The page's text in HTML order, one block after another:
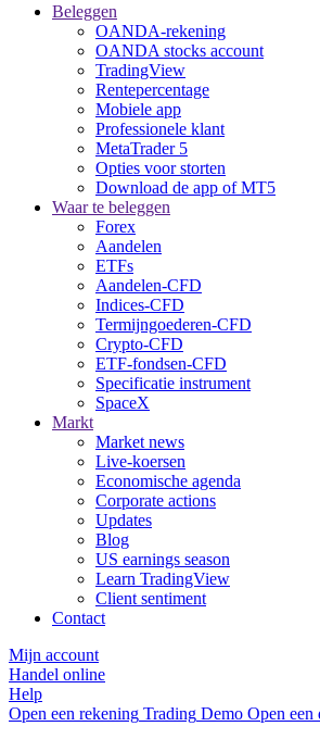
Beleggen
OANDA-rekening
OANDA stocks account
TradingView
Rentepercentage
Mobiele app
Professionele klant
MetaTrader 5
Opties voor storten
Download de app of MT5
Waar te beleggen
Forex
Aandelen
ETFs
Aandelen-CFD
Indices-CFD
Termijngoederen-CFD
Crypto-CFD
ETF-fondsen-CFD
Specificatie instrument
SpaceX
Markt
Market news
Live-koersen
Economische agenda
Corporate actions
Updates
Blog
US earnings season
Learn TradingView
Client sentiment
Contact
Mijn account
Handel online
Help
Open een rekening Trading Demo Open een